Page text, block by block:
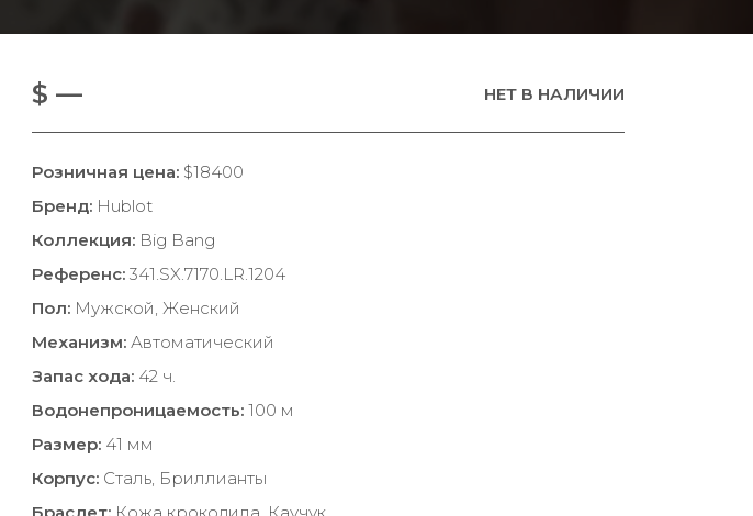
$ — НЕТ В НАЛИЧИИ
Розничная цена: $18400
Бренд: Hublot
Коллекция: Big Bang
Референс: 341.SX.7170.LR.1204
Пол: Мужской, Женский
Механизм: Автоматический
Запас хода: 42 ч.
Водонепроницаемость: 100 м
Размер: 41 мм
Корпус: Сталь, Бриллианты